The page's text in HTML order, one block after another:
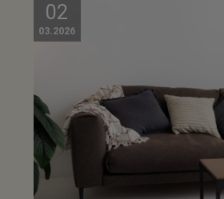
02
03.2026